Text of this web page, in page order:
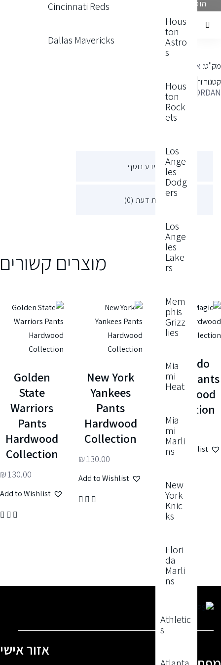
Cincinnati Reds
Dallas Mavericks
X
Hous
ton
Astro
s
Hous
ton
Rock
ets
Los
Ange
les
Dodg
ers
Los
Ange
les
Lake
rs
Mem
phis
Grizz
lies
Mia
mi
Heat
Mia
mi
Marli
ns
New
York
Knic
ks
Flori
da
Marli
ns
Athletic
s
הוספה לסל
מק"ט: אין מידע
קטגוריות:
JORDAN
מכנסיים
מידע נוסף
חוות דעת (0)
מוצרים קשורים
Orlando
Magic Pants
Hardwood
Collection
130.00
Add to Wishlist
New York
Yankees
Pants
Hardwood
Collection
₪130.00
Add to Wishlist
Golden
State
Warriors
Pants
Hardwood
Collection
₪130.00
Add to Wishlist
אזור אישי